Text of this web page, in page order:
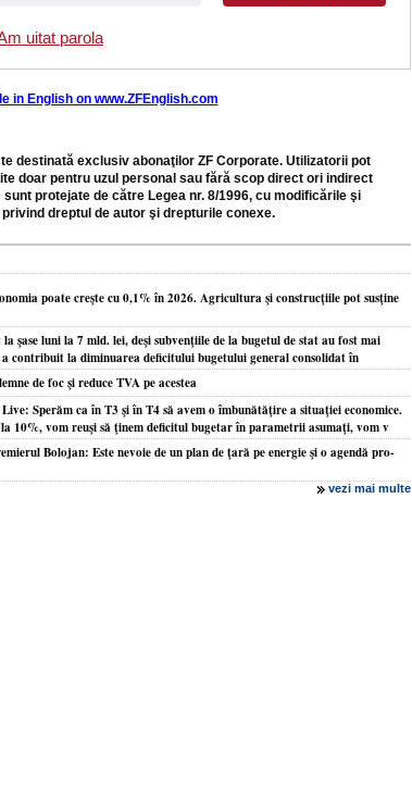
uitat parola
in English on www.ZFEnglish.com
destinată exclusiv abonaţilor ZF Corporate. Utilizatorii pot
doar pentru uzul personal sau fără scop direct ori indirect
protejate de către Legea nr. 8/1996, cu modificările şi
dreptul de autor şi drepturile conexe.
poate creşte cu 0,1% în 2026. Agricultura şi construcţiile pot susţine
şase luni la 7 mld. lei, deşi subvenţiile de la bugetul de stat au fost mai
contribuit la diminuarea deficitului bugetului general consolidat în
de foc şi reduce TVA pe acestea
Sperăm ca în T3 şi în T4 să avem o îmbunătăţire a situaţiei economice.
10%, vom reuşi să ţinem deficitul bugetar în parametrii asumaţi, vom v
Bolojan: Este nevoie de un plan de ţară pe energie şi o agendă pro-
vezi mai multe